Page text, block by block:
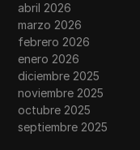
abril 2026
marzo 2026
febrero 2026
enero 2026
diciembre 2025
noviembre 2025
octubre 2025
septiembre 2025